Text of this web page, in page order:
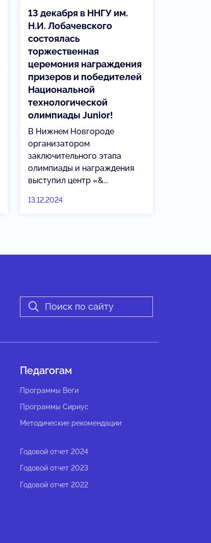
13 декабря в ННГУ им.
Н.И. Лобачевского
состоялась
торжественная
церемония награждения
призеров и победителей
Национальной
технологической
олимпиады Junior!
В Нижнем Новгороде
организатором
заключительного этапа
олимпиады и награждения
выступил центр «&...
13.12.2024
Педагогам
Программы Веги
Программы Сириус
Методические рекомендации
Годовой отчет 2024
Годовой отчет 2023
Годовой отчет 2022